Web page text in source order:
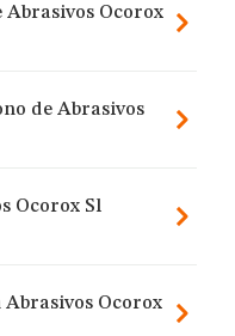
Abrasivos Ocorox
de Abrasivos
Ocorox Sl
Abrasivos Ocorox